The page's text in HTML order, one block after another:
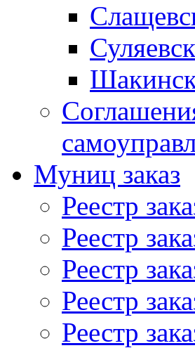
Муниц заказ
Реестр
Реестр
Реестр
Реестр
Реестр